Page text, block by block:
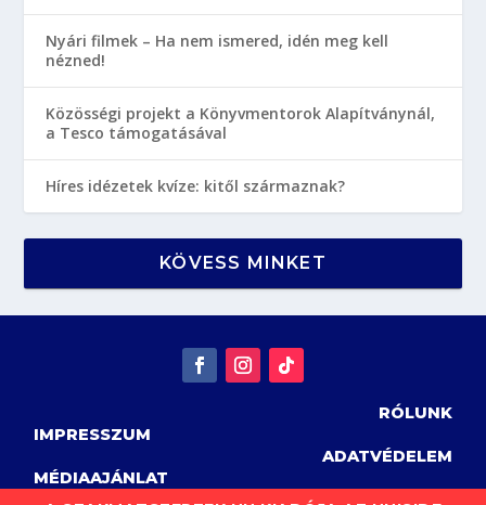
Nyári filmek – Ha nem ismered, idén meg kell
nézned!
Közösségi projekt a Könyvmentorok Alapítványnál,
a Tesco támogatásával
Híres idézetek kvíze: kitől származnak?
KÖVESS MINKET
RÓLUNK
IMPRESSZUM
ADATVÉDELEM
MÉDIAAJÁNLAT